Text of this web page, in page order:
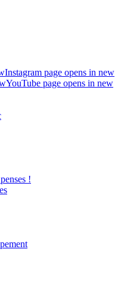
Instagram page opens in new
YouTube page opens in new
!